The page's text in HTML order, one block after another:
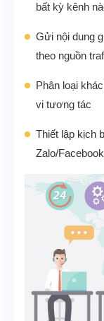
bất kỳ kênh
Gửi nội dung
theo nguồn
Phân loại
vi tương tác
Thiết lập kịch
Zalo/